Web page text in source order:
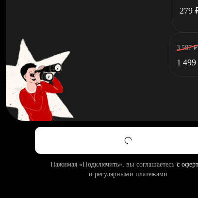
279
3 587 ₽
1 499
Нажимая «Подключить», вы соглашаетесь с
и регулярными платежами